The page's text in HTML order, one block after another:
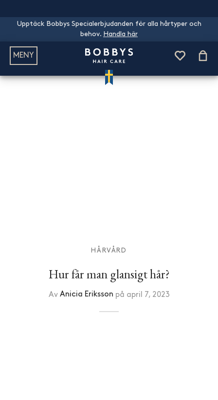
Upptäck Bobbys Specialerbjudanden för alla hårtyper och
behov. Handla här
MENY
HÅRVÅRD
Hur får man glansigt hår?
Av Anicia Eriksson på april 7, 2023